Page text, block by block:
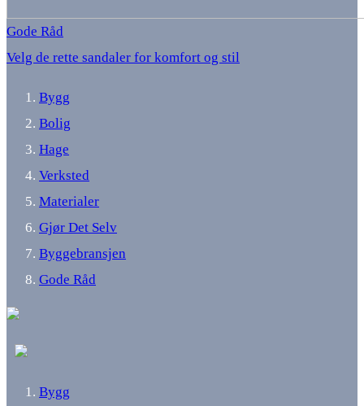
Gode Råd
Velg de rette sandaler for komfort og stil
Bygg
Bolig
Hage
Verksted
Materialer
Gjør Det Selv
Byggebransjen
Gode Råd
Bygg